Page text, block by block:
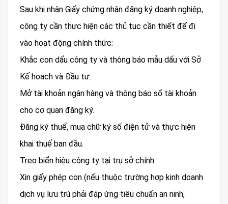
Sau khi nhận Giấy chứng nhận đăng ký doanh nghiệp,
công ty cần thực hiện các thủ tục cần thiết để đi
vào hoạt động chính thức:
Khắc con dấu công ty và thông báo mẫu dấu với Sở
Kế hoạch và Đầu tư.
Mở tài khoản ngân hàng và thông báo số tài khoản
cho cơ quan đăng ký.
Đăng ký thuế, mua chữ ký số điện tử và thực hiện
khai thuế ban đầu.
Treo biển hiệu công ty tại trụ sở chính.
Xin giấy phép con (nếu thuộc trường hợp kinh doanh
dịch vụ lưu trú phải đáp ứng tiêu chuẩn an ninh,